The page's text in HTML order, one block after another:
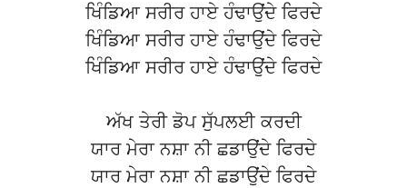
ਖਿੰਡਿਆ ਸਰੀਰ ਹਾਏ ਹੰਢਾਉਂਦੇ ਫਿਰਦੇ
ਖਿੰਡਿਆ ਸਰੀਰ ਹਾਏ ਹੰਢਾਉਂਦੇ ਫਿਰਦੇ
ਖਿੰਡਿਆ ਸਰੀਰ ਹਾਏ ਹੰਢਾਉਂਦੇ ਫਿਰਦੇ
ਅੱਖ ਤੇਰੀ ਡੋਪ ਸੁੱਪਲਈ ਕਰਦੀ
ਯਾਰ ਮੇਰਾ ਨਸ਼ਾ ਨੀ ਛਡਾਉਂਦੇ ਫਿਰਦੇ
ਯਾਰ ਮੇਰਾ ਨਸ਼ਾ ਨੀ ਛਡਾਉਂਦੇ ਫਿਰਦੇ